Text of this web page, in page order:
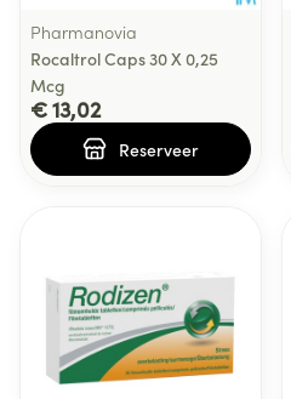
Pharmanovia
Rocaltrol Caps 30 X 0,25
Mcg
€ 13,02
Reserveer